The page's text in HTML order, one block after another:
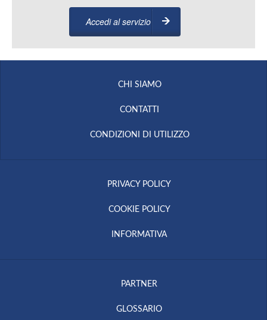
Accedi al servizio
CHI SIAMO
CONTATTI
CONDIZIONI DI UTILIZZO
PRIVACY POLICY
COOKIE POLICY
INFORMATIVA
PARTNER
GLOSSARIO